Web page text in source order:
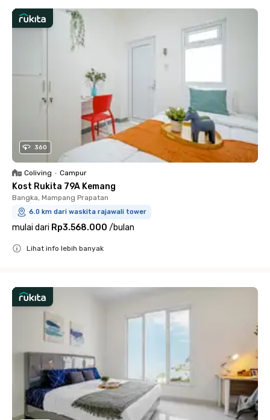
360
Coliving • Campur
Kost Rukita 79A Kemang
Bangka, Mampang Prapatan
6.0 km dari waskita rajawali tower
mulai dari Rp3.568.000 /bulan
Lihat info lebih banyak